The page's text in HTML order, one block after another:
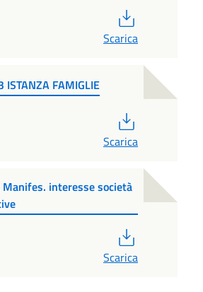
Scarica
ISTANZA FAMIGLIE
Scarica
interesse società
Scarica